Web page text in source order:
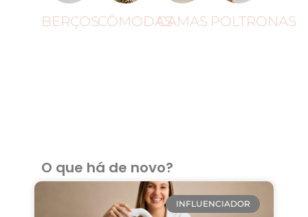
BERÇOSCÔMODASCAMAS POLTRONAS
O que há de novo?
INFLUENCIADOR